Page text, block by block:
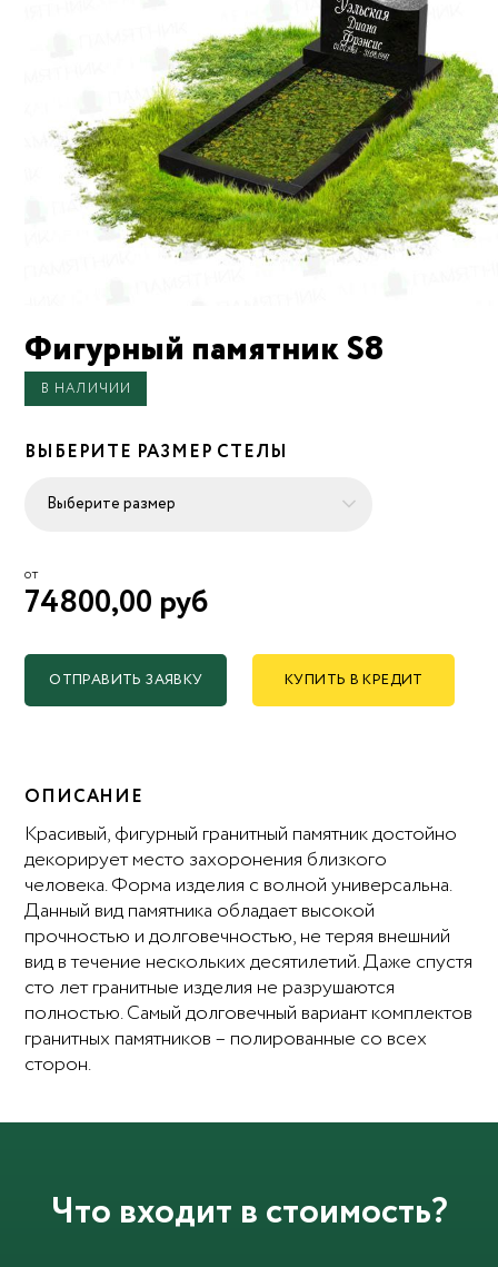
Фигурный памятник S8
В НАЛИЧИИ
ВЫБЕРИТЕ РАЗМЕР СТЕЛЫ
от
74800,00 руб
ОТПРАВИТЬ ЗАЯВКУ КУПИТЬ В КРЕДИТ
ОПИСАНИЕ
Красивый, фигурный гранитный памятник достойно
декорирует место захоронения близкого
человека. Форма изделия с волной универсальна.
Данный вид памятника обладает высокой
прочностью и долговечностью, не теряя внешний
вид в течение нескольких десятилетий. Даже спустя
сто лет гранитные изделия не разрушаются
полностью. Самый долговечный вариант комплектов
гранитных памятников – полированные со всех
сторон.
Что входит в стоимость?